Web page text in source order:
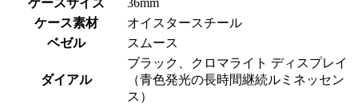
ケース素材
オイスタースチール
ベゼル
スムース
ダイアル
ブラック、クロマライト ディスプレイ
（青色発光の長時間継続ルミネッセン
ス）